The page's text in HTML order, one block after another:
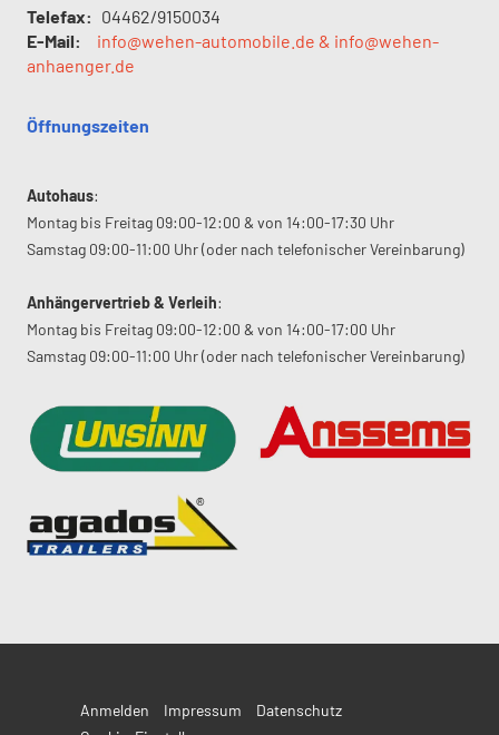
Telefax: 04462/9150034
E-Mail:
info@wehen-automobile.de & info@wehen-
anhaenger.de
Öffnungszeiten
Autohaus:
Montag bis Freitag 09:00-12:00 & von 14:00-17:30 Uhr
Samstag 09:00-11:00 Uhr (oder nach telefonischer Vereinbarung)
Anhängervertrieb & Verleih:
Montag bis Freitag 09:00-12:00 & von 14:00-17:00 Uhr
Samstag 09:00-11:00 Uhr (oder nach telefonischer Vereinbarung)
Anmelden Impressum
Datenschutz